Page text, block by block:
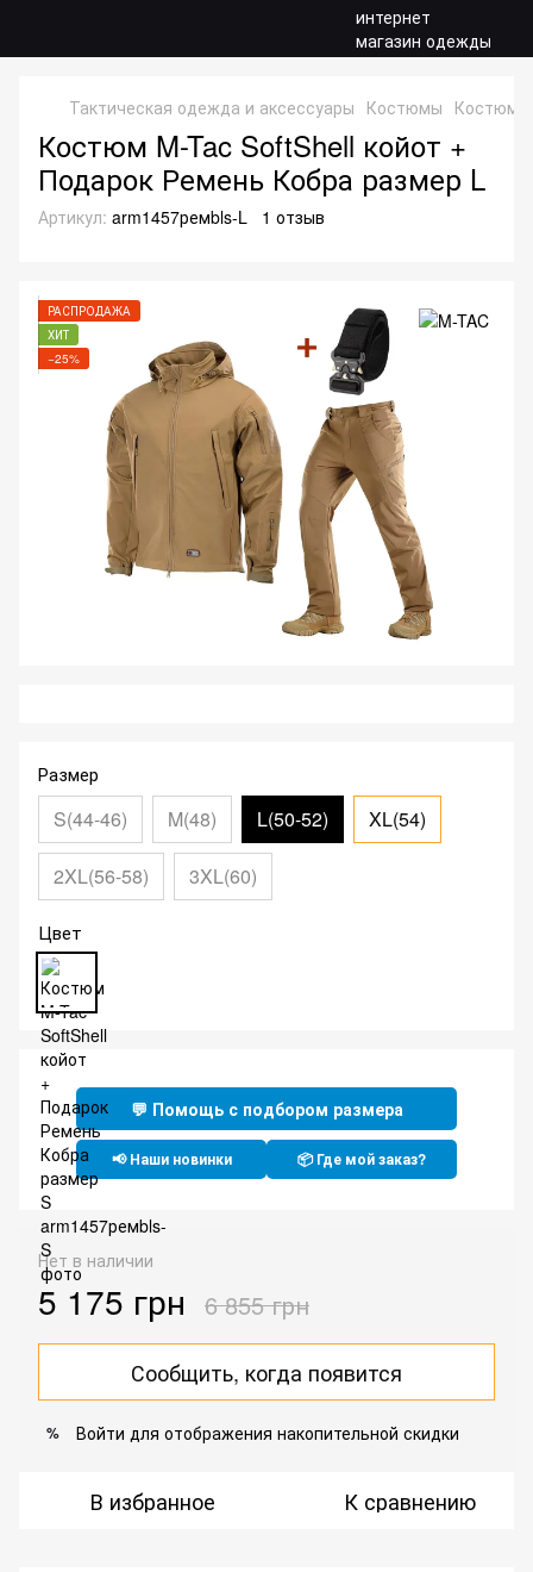
Тактическая одежда и аксессуары Костюмы Костюмы
Костюм M-Tac SoftShell койот +
Подарок Ремень Кобра размер L
Артикул: arm1457ремbls-L 1 отзыв
РАСПРОДАЖА
ХИТ
−25%
Размер
S(44-46) M(48) L(50-52) XL(54)
2XL(56-58) 3XL(60)
Цвет
💬 Помощь с подбором размера
📢 Наши новинки 📦 Где мой заказ?
Нет в наличии
5 175 грн 6 855 грн
Сообщить, когда появится
% Войти для отображения накопительной скидки
В избранное К сравнению